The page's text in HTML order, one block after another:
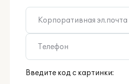
Введите код с картинки: